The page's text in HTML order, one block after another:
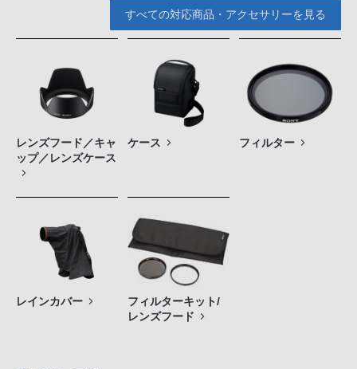
すべての対応商品・アクセサリーを見る
レンズフード／キャ
ップ／レンズケース
ケース フィルター
レインカバー
フィルターキット/
レンズフード